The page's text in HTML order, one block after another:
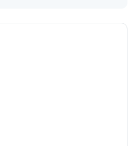
24 참고 링크를 함께 제공한다.